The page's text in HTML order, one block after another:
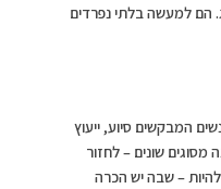
הם למעשה בלתי נפרדים
המבקשים סיוע, ייעוץ
מסוגים שונים – לחזור
– שבה יש הכרה